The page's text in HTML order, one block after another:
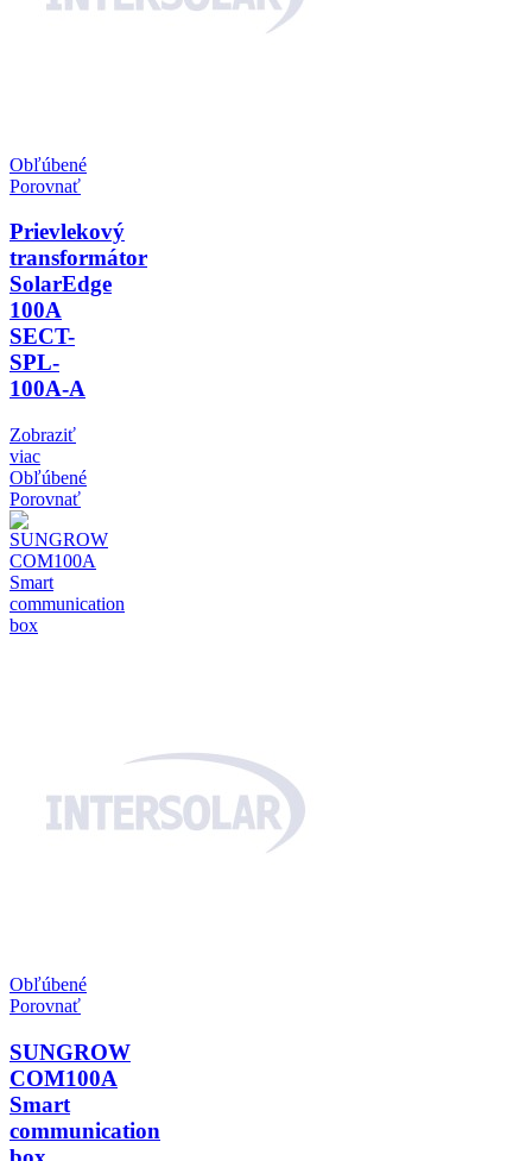
Obľúbené
Porovnať
Prievlekový
transformátor
SolarEdge
100A
SECT-
SPL-
100A-A
Zobraziť
viac
Obľúbené
Porovnať
Obľúbené
Porovnať
SUNGROW
COM100A
Smart
communication